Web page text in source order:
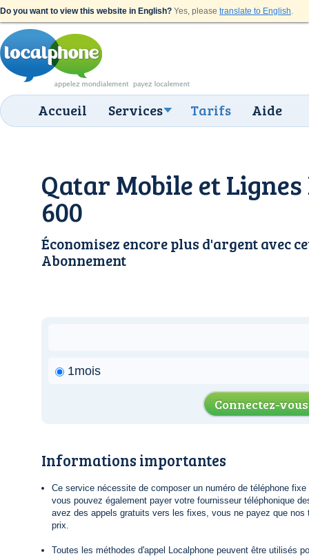
Do you want to view this website in English? Yes, please translate to English.
Accueil Services Tarifs Aide
Qatar Mobile et Lignes
600
Économisez encore plus d'argent avec
Abonnement
1mois
Connectez-
Informations importantes
Ce service nécessite de composer un numéro de téléphone
vous pouvez également payer votre fournisseur téléphonique
avez des appels gratuits vers les fixes, vous ne payez que nos
prix.
Toutes les méthodes d'appel Localphone peuvent être utilisés